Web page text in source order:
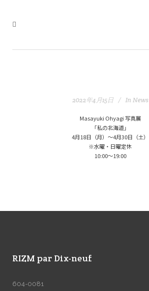
2022年4月15日 In News
Masayuki Ohyagi 写真展
「私の北海道」
4月18日（月）～4月30日（土）
※水曜・日曜定休
10:00～19:00
RIZM par Dix-neuf
604-0081